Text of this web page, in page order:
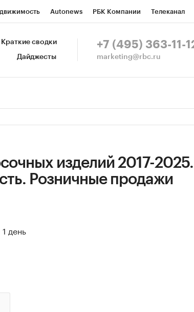
Autonews РБК Компании Телеканал
СПб Конференции СПб Спецпроекты
Краткие сводки
Дайджесты
+7 (495) 363-11-
marketing@rbc.ru
изделий 2017-2025.
Розничные продажи
день